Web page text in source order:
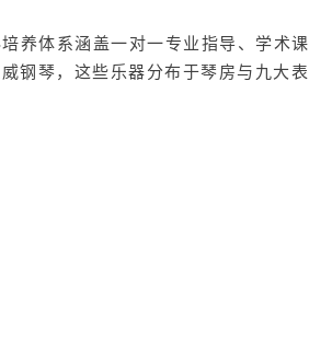
养体系涵盖一对一专业指导、学术课
钢琴，这些乐器分布于琴房与九大表